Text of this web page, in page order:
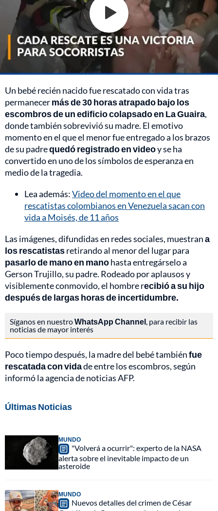
Un bebé recién nacido fue rescatado con vida tras
permanecermás de 30 horas atrapado bajo los
escombros de un edificio colapsado en La Guaira,
donde también sobrevivió su madre. El emotivo
momento en el que el menor fue entregado a los brazos
de su padrequedó registrado en videoy se ha
convertido en uno de los símbolos de esperanza en
medio de la tragedia.
Lea además:Video del momento en el que
rescatistas colombianos en Venezuela sacan con
vida a Moisés, de 11 años
Las imágenes, difundidas en redes sociales, muestrana
los rescatistasretirando al menor del lugar para
pasarlo de mano en manohasta entregárselo a
Gerson Trujillo, su padre. Rodeado por aplausos y
visiblemente conmovido, el hombre recibió a su hijo
después de largas horas de incertidumbre.
Síganos en nuestroWhatsApp Channel , para recibir las
noticias de mayor interés
Poco tiempo después, la madre del bebé tambiénfue
rescatada con vidade entre los escombros, según
informó la agencia de noticias AFP.
Últimas Noticias
MUNDO
"Volverá a ocurrir": experto de la NASA
alerta sobre el inevitable impacto de un
asteroide
MUNDO
Nuevos detalles del crimen de César